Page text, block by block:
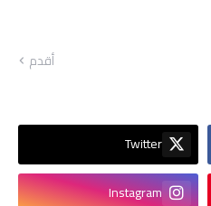
أقدم
Twitter
Instagram